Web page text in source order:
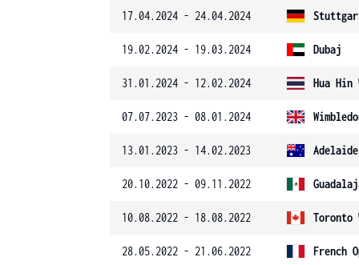
17.04.2024 - 24.04.2024
19.02.2024 - 19.03.2024 Dubaj
31.01.2024 - 12.02.2024 Hua Hin
07.07.2023 - 08.01.2024
13.01.2023 - 14.02.2023
20.10.2022 - 09.11.2022
10.08.2022 - 18.08.2022 Toronto
28.05.2022 - 21.06.2022 French